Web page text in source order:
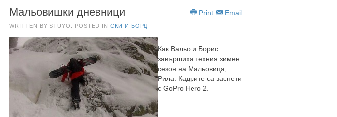
Email
Print
Мальовишки дневници
WRITTEN BY STUYO. POSTED IN СКИ И БОРД
Как Вальо и Борис
завършиха техния зимен
сезон на Мальовица,
Рила. Кадрите са заснети
с GoPro Hero 2.